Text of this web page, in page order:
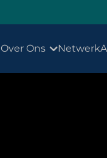
Over Ons Netwerk